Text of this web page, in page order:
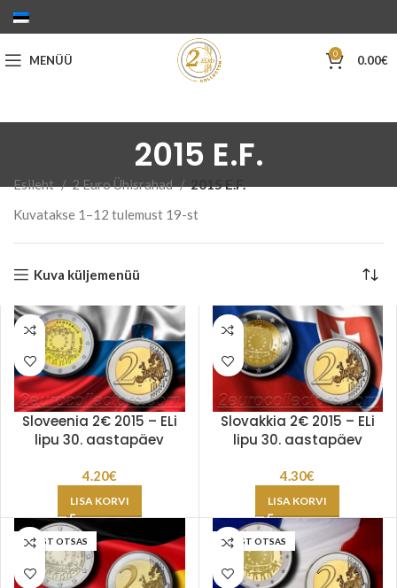
MENÜÜ 0 0.00€
2015 E.F.
Esileht 2 Euro Ühisrahad
2015 E.F.
Kuvatakse 1–12 tulemust 19-stSorditud
Kuva küljemenüü
Sloveenia 2€ 2015 – ELi
lipu 30. aastapäev
4.20€
LISA KORVI
Slovakkia 2€ 2015 – ELi
lipu 30. aastapäev
4.30€
LISA KORVI
LAOST OTSAS LAOST OTSAS